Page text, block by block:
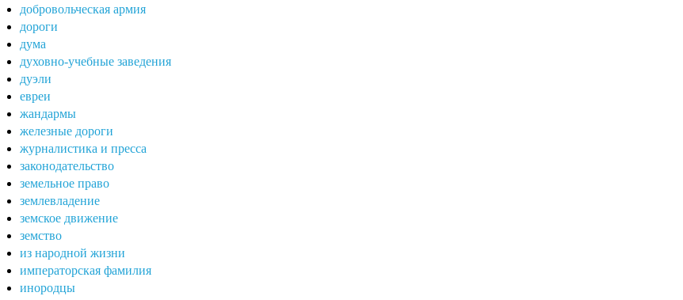
добровольческая армия
дороги
дума
духовно-учебные заведения
дуэли
евреи
жандармы
железные дороги
журналистика и пресса
законодательство
земельное право
землевладение
земское движение
земство
из народной жизни
императорская фамилия
инородцы